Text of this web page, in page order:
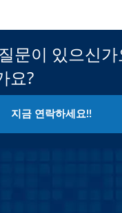
문이 있으신가
요?
지금 연락하세요!!